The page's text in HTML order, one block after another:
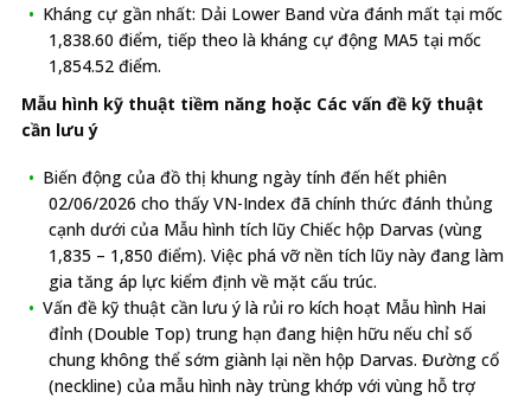
Kháng cự gần nhất: Dải Lower Band vừa đánh mất tại mốc
1,838.60 điểm, tiếp theo là kháng cự động MA5 tại mốc
1,854.52 điểm.
Mẫu hình kỹ thuật tiềm năng hoặc Các vấn đề kỹ thuật
cần lưu ý
Biến động của đồ thị khung ngày tính đến hết phiên
02/06/2026 cho thấy VN-Index đã chính thức đánh thủng
cạnh dưới của Mẫu hình tích lũy Chiếc hộp Darvas (vùng
1,835 – 1,850 điểm). Việc phá vỡ nền tích lũy này đang làm
gia tăng áp lực kiểm định về mặt cấu trúc.
Vấn đề kỹ thuật cần lưu ý là rủi ro kích hoạt Mẫu hình Hai
đỉnh (Double Top) trung hạn đang hiện hữu nếu chỉ số
chung không thể sớm giành lại nền hộp Darvas. Đường cổ
(neckline) của mẫu hình này trùng khớp với vùng hỗ trợ